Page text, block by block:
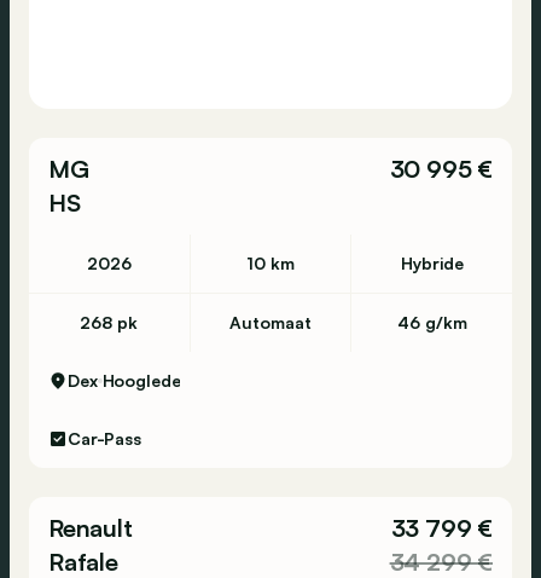
MG
HS
30 995 €
2026 10 km Hybride
268 pk Automaat 46 g/km
Dex Hooglede
Car-Pass
Renault
Rafale
33 799 €
34 299 €